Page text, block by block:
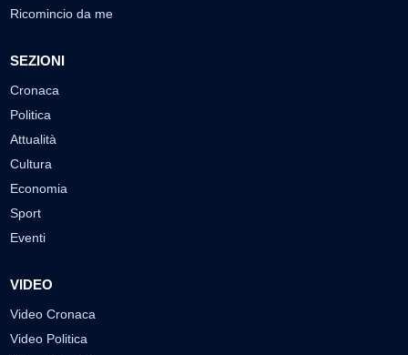
Ricomincio da me
SEZIONI
Cronaca
Politica
Attualità
Cultura
Economia
Sport
Eventi
VIDEO
Video Cronaca
Video Politica